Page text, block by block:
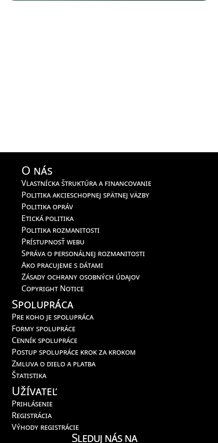
O nás
Vlastnícka štruktúra a financovanie
Politika akcieschopnej spätnej väzby
Politika opráv
Etická politika
Politika rozmanitosti
Prístupnosť webu
Správa o personálnej rozmanitosti
Ako pracujeme s dátami
Zásady ochrany osobných údajov
Copyright Notice
Spolupráca
Pre koho je spolupráca
Formy spolupráce
Cenník spolupráce
Postup spolupráce krok za krokom
Zmluva o dielo a platba
Štatistika
Užívateľ
Prihlásenie
Registrácia
Výhody registrácie
Sleduj nás na